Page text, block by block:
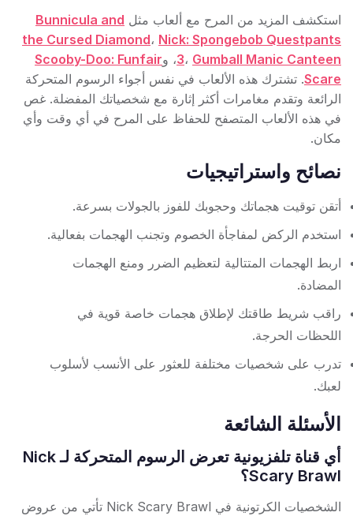
استكشف المزيد من المرح مع ألعاب مثل Bunnicula and
the Cursed Diamond، Nick: Spongebob Questpants
3، Gumball Manic Canteen ، وScooby-Doo: Funfair
Scare. تشترك هذه الألعاب في نفس أجواء الرسوم المتحركة
الرائعة وتقدم مغامرات أكثر إثارة مع شخصياتك المفضلة. غص
في هذه الألعاب المتصفح للحفاظ على المرح في أي وقت وأي
مكان.
نصائح واستراتيجيات
أتقن توقيت هجماتك وحجوبك للفوز بالجولات بسرعة.
استخدم الركض لمفاجأة الخصوم وتجنب الهجمات بفعالية.
اربط الهجمات المتتالية لتعظيم الضرر ومنع الهجمات
المضادة.
راقب شريط طاقتك لإطلاق هجمات خاصة قوية في
اللحظات الحرجة.
تدرب على شخصيات مختلفة للعثور على الأنسب لأسلوب
لعبك.
الأسئلة الشائعة
أي قناة تلفزيونية تعرض الرسوم المتحركة لـ Nick
Scary Brawl؟
الشخصيات الكرتونية في Nick Scary Brawl تأتي من عروض